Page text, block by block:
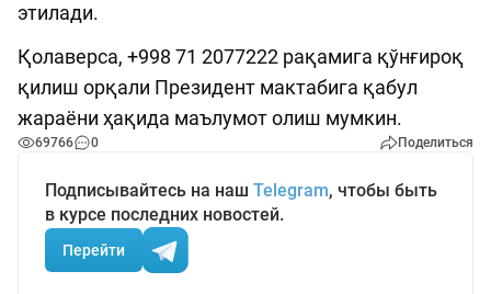
этилади.
Қолаверса, +998 71 2077222 рақамига қўнғироқ
қилиш орқали Президент мактабига қабул
жараёни ҳақида маълумот олиш мумкин.
69766 0 Поделиться
Подписывайтесь на наш Telegram, чтобы быть
в курсе последних новостей.
Перейти